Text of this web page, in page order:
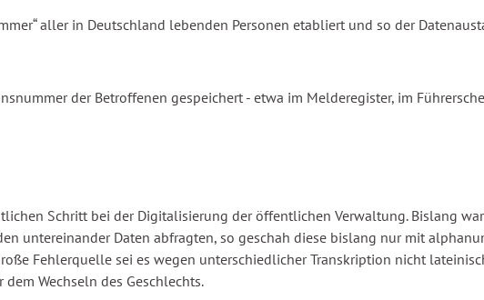
aller in Deutschland lebenden Personen etabliert und so der
der Betroffenen gespeichert - etwa im Melderegister, im
Schritt bei der Digitalisierung der öffentlichen Verwaltung. Bislang
untereinander Daten abfragten, so geschah diese bislang nur mit
Fehlerquelle sei es wegen unterschiedlicher Transkription nicht
Wechseln des Geschlechts.